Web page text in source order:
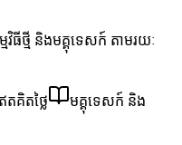
ថ្មី និងមគ្គុទេសក៍ តាមរយៈ
តគិតថ្លៃ
មគ្គុទេសក៍ និង